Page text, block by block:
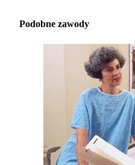
Podobne zawody